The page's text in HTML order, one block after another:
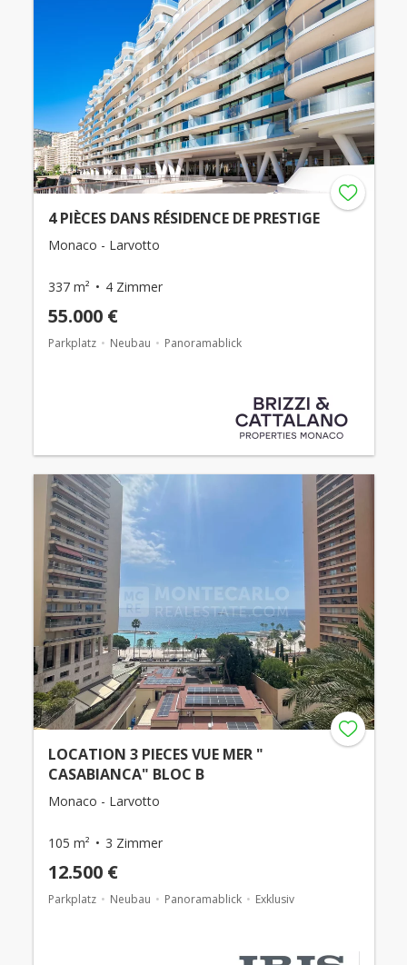
4 PIÈCES DANS RÉSIDENCE DE PRESTIGE
Monaco - Larvotto
337 m² 4 Zimmer
55.000 €
Parkplatz Neubau Panoramablick
LOCATION 3 PIECES VUE MER "
CASABIANCA" BLOC B
Monaco - Larvotto
105 m² 3 Zimmer
12.500 €
Parkplatz Neubau Panoramablick Exklusiv